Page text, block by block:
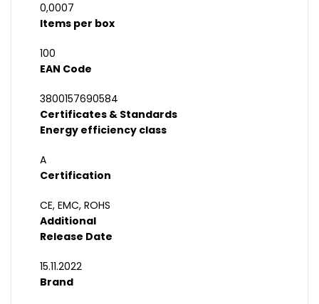
0,0007
Items per box
100
EAN Code
3800157690584
Certificates & Standards
Energy efficiency class
A
Certification
CE, EMC, ROHS
Additional
Release Date
15.11.2022
Brand